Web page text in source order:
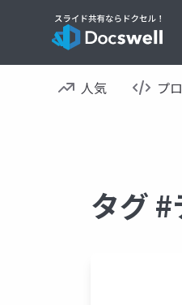
人気 プ
タグ